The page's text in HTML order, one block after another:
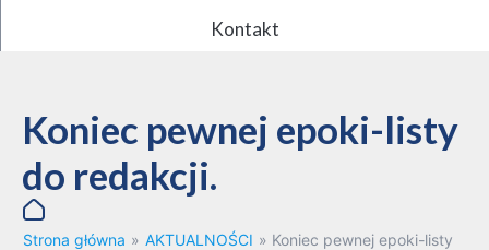
Kontakt
Koniec pewnej epoki-listy
do redakcji.
Strona główna » AKTUALNOŚCI » Koniec pewnej epoki-listy